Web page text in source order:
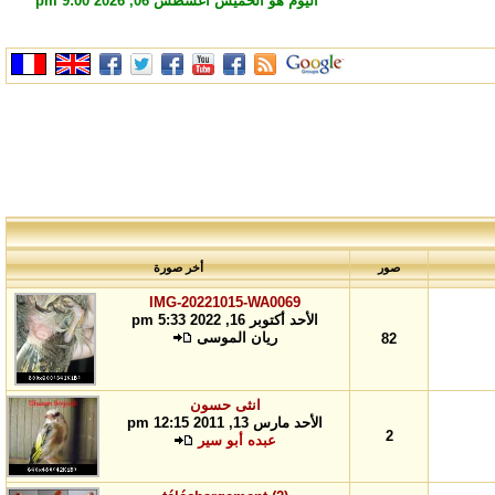
صور أخر صورة
82
IMG-20221015-WA0069
الأحد أكتوبر 16, 2022 5:33 pm
ريان الموسى
2
انثى حسون
الأحد مارس 13, 2011 12:15 pm
عبده أبو سير